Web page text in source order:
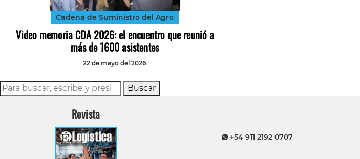
Cadena de Suministro del Agro
Video memoria CDA 2026: el encuentro que reunió a
más de 1600 asistentes
22 de mayo del 2026
Buscar
Revista
+54 911 2192 0707